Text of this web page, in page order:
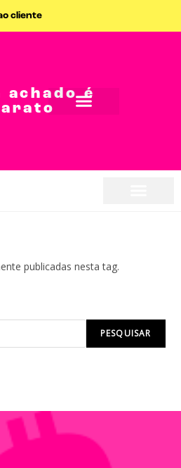
cliente
achado é
publicadas nesta tag.
PESQUISAR